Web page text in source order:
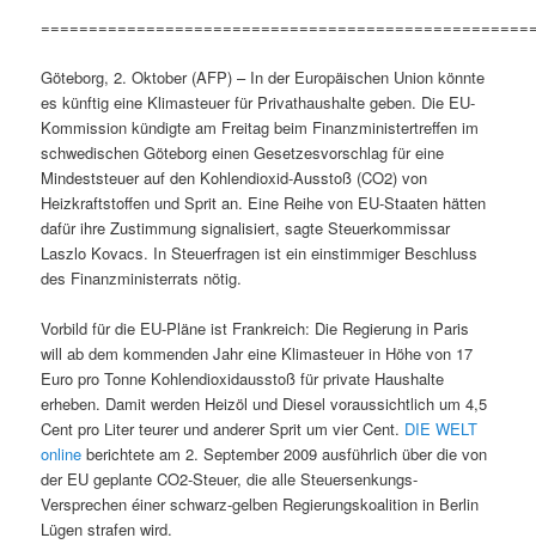
Göteborg, 2. Oktober (AFP) – In der Europäischen Union könnte
es künftig eine Klimasteuer für Privathaushalte geben. Die EU-
Kommission kündigte am Freitag beim Finanzministertreffen im
schwedischen Göteborg einen Gesetzesvorschlag für eine
Mindeststeuer auf den Kohlendioxid-Ausstoß (CO2) von
Heizkraftstoffen und Sprit an. Eine Reihe von EU-Staaten hätten
dafür ihre Zustimmung signalisiert, sagte Steuerkommissar
Laszlo Kovacs. In Steuerfragen ist ein einstimmiger Beschluss
des Finanzministerrats nötig.
Vorbild für die EU-Pläne ist Frankreich: Die Regierung in Paris
will ab dem kommenden Jahr eine Klimasteuer in Höhe von 17
Euro pro Tonne Kohlendioxidausstoß für private Haushalte
erheben. Damit werden Heizöl und Diesel voraussichtlich um 4,5
Cent pro Liter teurer und anderer Sprit um vier Cent. DIE WELT
online berichtete am 2. September 2009 ausführlich über die von
der EU geplante CO2-Steuer, die alle Steuersenkungs-
Versprechen éiner schwarz-gelben Regierungskoalition in Berlin
Lügen strafen wird.